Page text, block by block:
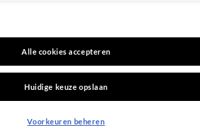
voor de
uitgereikt
Alle cookies accepteren
Huidige keuze opslaan
Voorkeuren beheren